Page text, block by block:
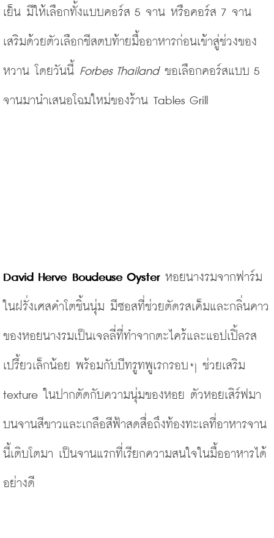
เย็น มีให้เลือกทั้งแบบคอร์ส 5 จาน หรือคอร์ส 7 จาน
เสริมด้วยตัวเลือกชีสตบท้ายมื้ออาหารก่อนเข้าสู่ช่วงของ
หวาน โดยวันนี้ Forbes Thailand ขอเลือกคอร์สแบบ 5
จานมานำเสนอโฉมใหม่ของร้าน Tables Grill
David Herve Boudeuse Oyster หอยนางรมจากฟาร์ม
ในฝรั่งเศสคำโตชิ้นนุ่ม มีซอสที่ช่วยตัดรสเค็มและกลิ่นคาว
ของหอยนางรมเป็นเจลลี่ที่ทำจากตะไคร้และแอปเปิ้ลรส
เปรี้ยวเล็กน้อย พร้อมกับบีทรูทพูเรกรอบๆ ช่วยเสริม
texture ในปากตัดกับความนุ่มของหอย ตัวหอยเสิร์ฟมา
บนจานสีขาวและเกลือสีฟ้าสดสื่อถึงท้องทะเลที่อาหารจาน
นี้เติบโตมา เป็นจานแรกที่เรียกความสนใจในมื้ออาหารได้
อย่างดี